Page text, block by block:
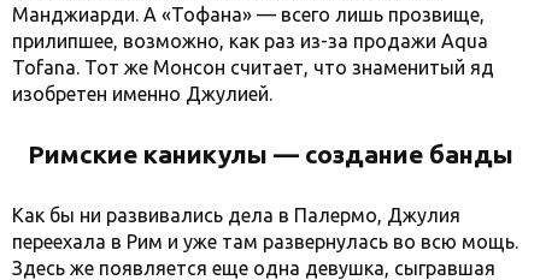
Манджиарди. А «Тофана» — всего лишь прозвище,
прилипшее, возможно, как раз из-за продажи Aqua
Tofana. Тот же Монсон считает, что знаменитый яд
изобретен именно Джулией.
Римские каникулы — создание банды
Как бы ни развивались дела в Палермо, Джулия
переехала в Рим и уже там развернулась во всю мощь.
Здесь же появляется еще одна девушка, сыгравшая